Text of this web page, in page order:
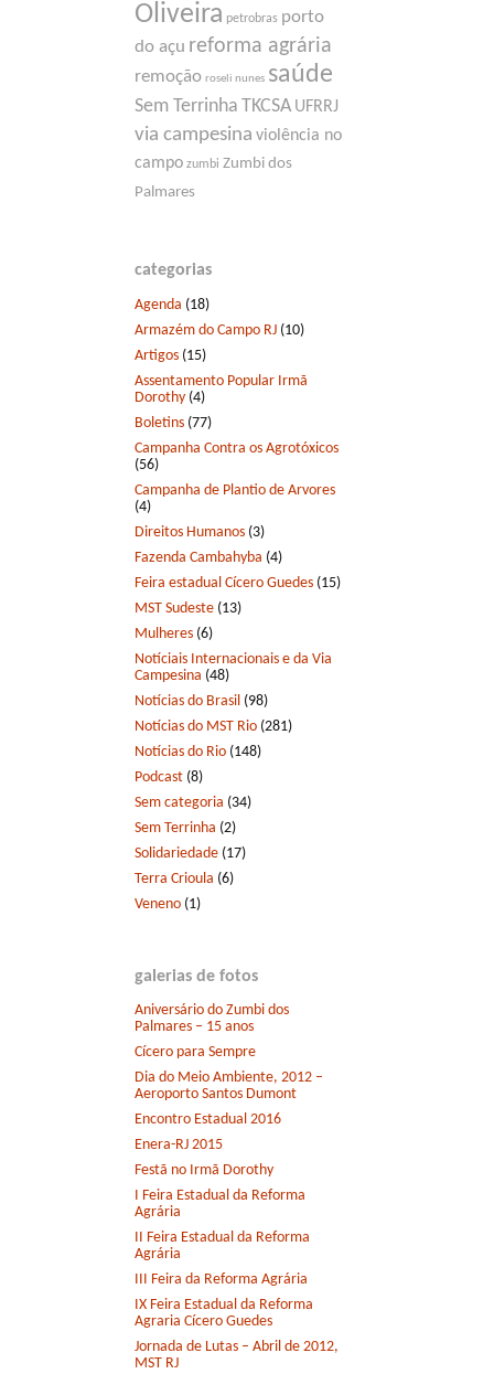
Oliveira petrobras porto
do açu reforma agrária
remoção roseli nunes saúde
Sem Terrinha TKCSA UFRRJ
via campesina violência no
campo zumbi Zumbi dos
Palmares
categorias
Agenda (18)
Armazém do Campo RJ (10)
Artigos (15)
Assentamento Popular Irmã
Dorothy (4)
Boletins (77)
Campanha Contra os Agrotóxicos
(56)
Campanha de Plantio de Arvores
(4)
Direitos Humanos (3)
Fazenda Cambahyba (4)
Feira estadual Cícero Guedes (15)
MST Sudeste (13)
Mulheres (6)
Notíciais Internacionais e da Via
Campesina (48)
Notícias do Brasil (98)
Notícias do MST Rio (281)
Notícias do Rio (148)
Podcast (8)
Sem categoria (34)
Sem Terrinha (2)
Solidariedade (17)
Terra Crioula (6)
Veneno (1)
galerias de fotos
Aniversário do Zumbi dos
Palmares – 15 anos
Cícero para Sempre
Dia do Meio Ambiente, 2012 –
Aeroporto Santos Dumont
Encontro Estadual 2016
Enera-RJ 2015
Festã no Irmã Dorothy
I Feira Estadual da Reforma
Agrária
II Feira Estadual da Reforma
Agrária
III Feira da Reforma Agrária
IX Feira Estadual da Reforma
Agraria Cícero Guedes
Jornada de Lutas – Abril de 2012,
MST RJ